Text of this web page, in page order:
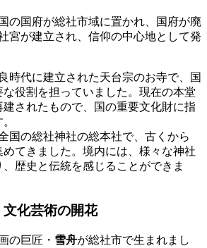
の国府が総社市域に置かれ、国府が廃
宮が建立され、信仰の中心地として発
時代に建立された天台宗のお寺で、国
役割を担っていました。現在の本堂
建されたもので、国の重要文化財に指
国の総社神社の総本社で、古くから
めてきました。境内には、様々な神社
歴史と伝統を感じることができま
化芸術の開花
の巨匠・ 雪舟が総社市で生まれまし